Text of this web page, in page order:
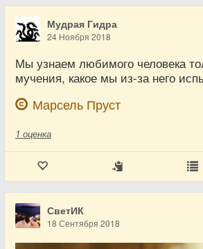
Мудрая Гидра
24 Ноября 2018
Мы узнаем любимого человека
мучения, какое мы из-за него
Марсель Пруст
1 оценка
СветИК
18 Сентября 2018